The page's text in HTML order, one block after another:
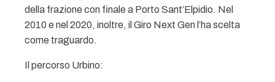
della frazione con finale a Porto Sant’Elpidio. Nel
2010 e nel 2020, inoltre, il Giro Next Gen l’ha scelta
come traguardo.
Il percorso Urbino: